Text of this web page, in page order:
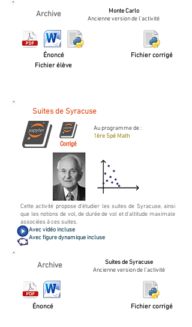
Archive
Monte Carlo
Ancienne version de l'activité
Énoncé
Fichier corrigé
Fichier élève
Suites de Syracuse
Corrigé
Au programme de :
1ère Spé Math
Cette activité propose d'étudier les suites de Syracuse, ainsi
que les notions de vol, de durée de vol et d'altitude maximale
associées à ces suites.
Avec vidéo incluse
Avec figure dynamique incluse
Archive
Suites de Syracuse
Ancienne version de l'activité
Énoncé Fichier corrigé